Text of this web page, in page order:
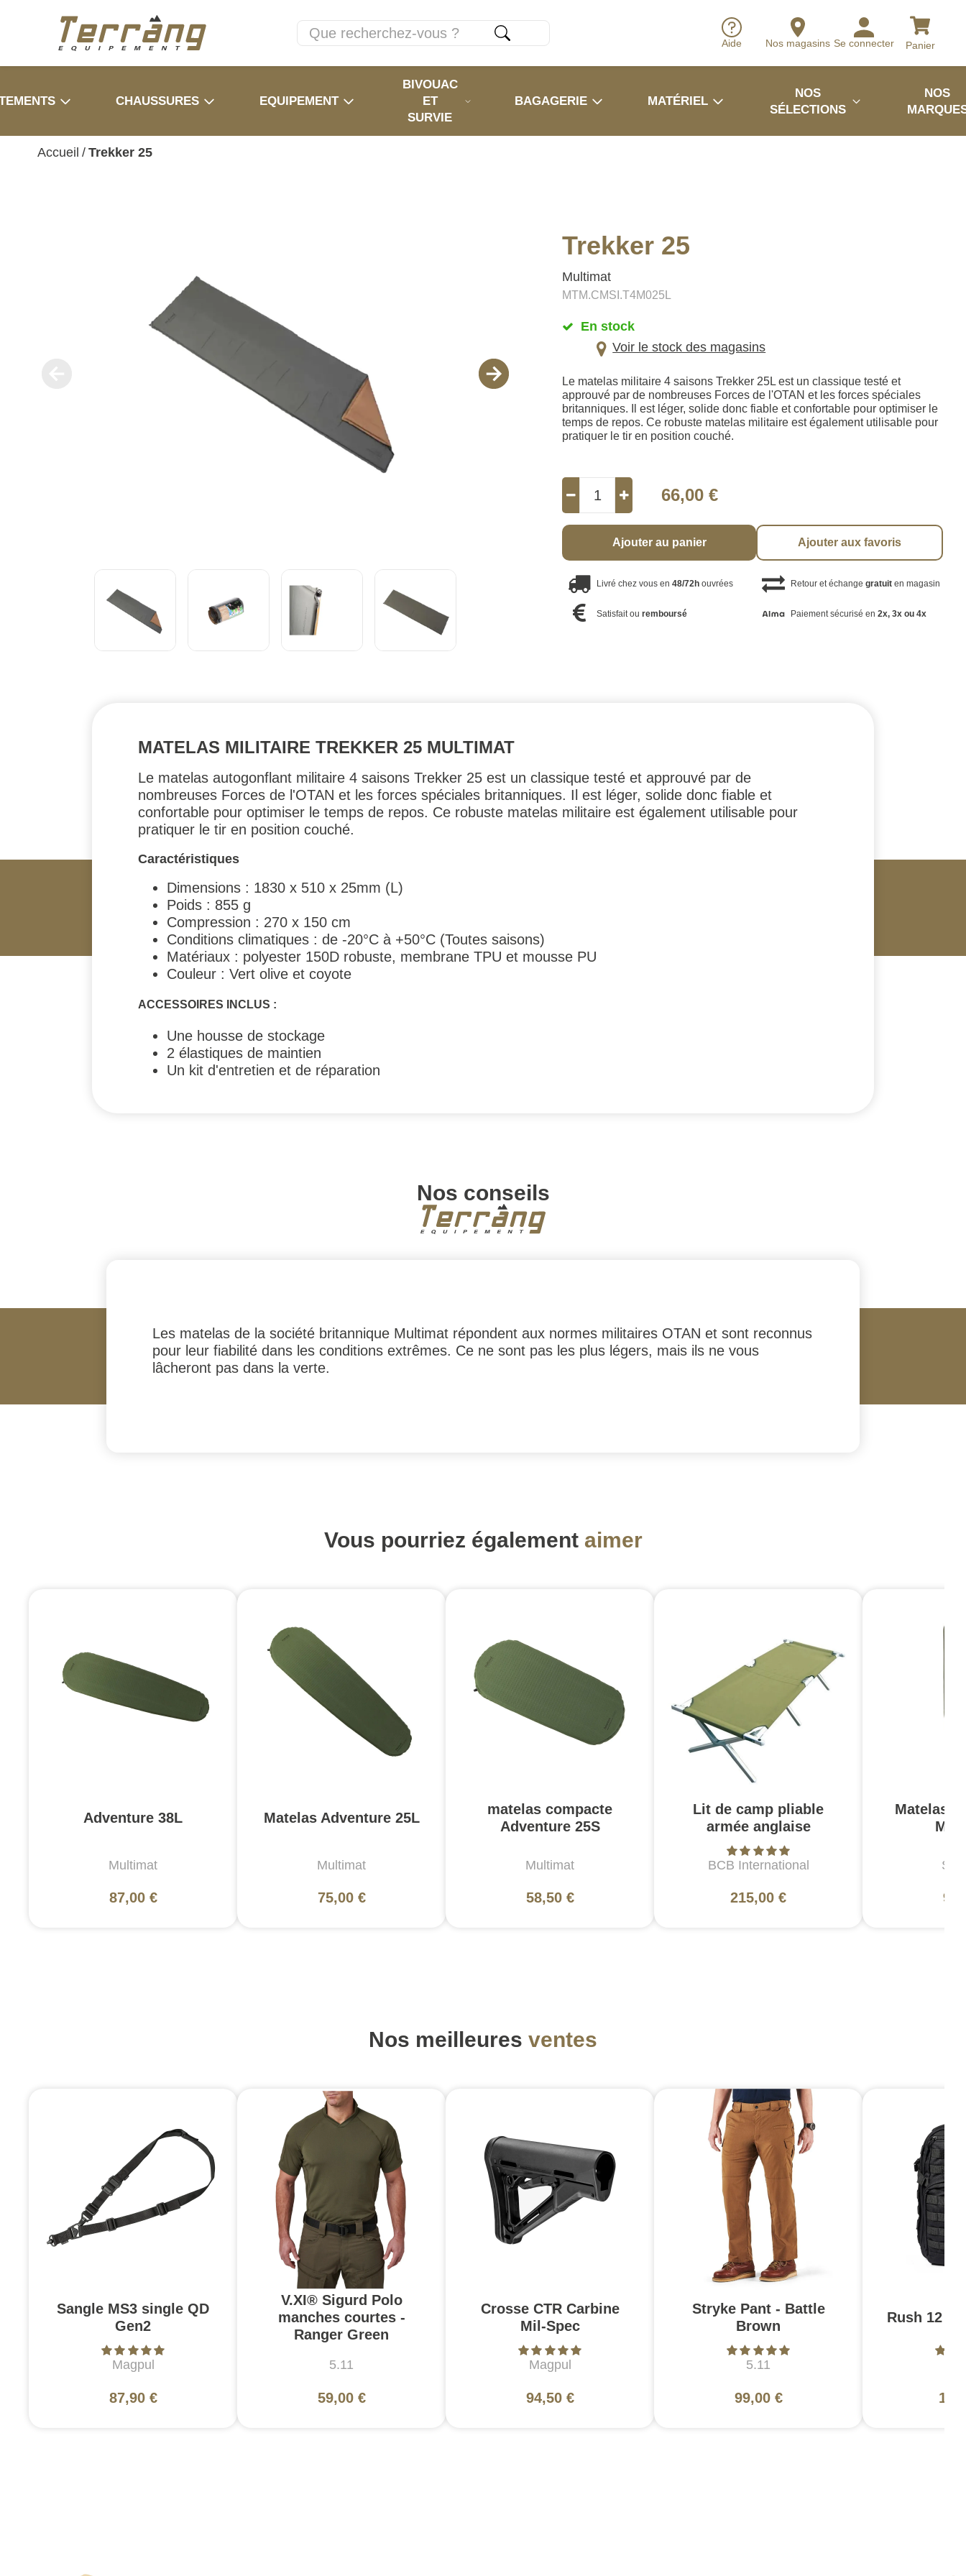
Aide Nos magasins Se connecter Panier
CHAUSSURES EQUIPEMENT
BIVOUAC
ET
SURVIE
BAGAGERIE MATÉRIEL
NOS
SÉLECTIONS
NOS
Accueil / Trekker 25
Trekker 25
Multimat
MTM.CMSI.T4M025L
En stock
Voir le stock des magasins
Le matelas militaire 4 saisons Trekker 25L est un classique testé et
approuvé par de nombreuses Forces de l'OTAN et les forces spéciales
britanniques. Il est léger, solide donc fiable et confortable pour optimiser le
temps de repos. Ce robuste matelas militaire est également utilisable pour
pratiquer le tir en position couché.
66,00 €
Ajouter au panier Ajouter aux favoris
Livré chez vous en48/72h ouvrées Retour et échange gratuiten magasin
Satisfait ouremboursé Paiement sécurisé en 2x, 3x ou 4x
MATELAS MILITAIRE TREKKER 25 MULTIMAT
Le matelas autogonflant militaire 4 saisons Trekker 25 est un classique testé et approuvé par de
nombreuses Forces de l'OTAN et les forces spéciales britanniques. Il est léger, solide donc fiable et
confortable pour optimiser le temps de repos. Ce robuste matelas militaire est également utilisable pour
pratiquer le tir en position couché.
Caractéristiques
Dimensions : 1830 x 510 x 25mm (L)
Poids : 855 g
Compression : 270 x 150 cm
Conditions climatiques : de -20°C à +50°C (Toutes saisons)
Matériaux : polyester 150D robuste, membrane TPU et mousse PU
Couleur : Vert olive et coyote
ACCESSOIRES INCLUS :
Une housse de stockage
2 élastiques de maintien
Un kit d'entretien et de réparation
Nos conseils
Les matelas de la société britannique Multimat répondent aux normes militaires OTAN et sont reconnus
pour leur fiabilité dans les conditions extrêmes. Ce ne sont pas les plus légers, mais ils ne vous
lâcheront pas dans la verte.
Vous pourriez également aimer
Adventure 38L
Multimat
87,00 €
Matelas Adventure 25L
Multimat
75,00 €
matelas compacte
Adventure 25S
Multimat
58,50 €
Lit de camp pliable
armée anglaise
BCB International
215,00 €
Matelas
Nos meilleures ventes
Sangle MS3 single QD
Gen2
Magpul
87,90 €
V.XI® Sigurd Polo
manches courtes -
Ranger Green
5.11
59,00 €
Crosse CTR Carbine
Mil-Spec
Magpul
94,50 €
Stryke Pant - Battle
Brown
5.11
99,00 €
Rush 12